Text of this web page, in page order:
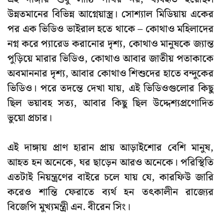
উন্নতমানের বিভিন্ন আগ্নেয়াস্ত্র। সোশ্যাল মিডিয়ায় একের
পর এক ভিডিও ভাইরাল হতে থাকে – কোথাও মহিলাদের
নগ্ন করে প্যারেড করানোর দৃশ্য, কোথাও মানুষকে জ্যান্ত
পুড়িয়ে মারার ভিডিও, কোথাও আবার জাতীয় পতাকাকে
অবমাননার দৃশ্য, আবার কোথাও শিশুদের হাতে বন্দুকের
ভিডিও। পরে তদন্তে দেখা যায়, এই ভিডিওগুলোর কিছু
ছিল ভয়াবহ সত্য, আবার কিছু ছিল উদ্দেশ্যপ্রণোদিত
ভুয়ো প্রচার।
এই দাঙ্গায় প্রাণ হারান প্রায় আড়াইশোর বেশি মানুষ,
আহত হন অনেকে, ঘর ছাড়েন আরও অনেকে। পরিস্থিতি
এতটাই নিয়ন্ত্রণের বাইরে চলে যায় যে, কারফিউ জারি
করেও শান্তি ফেরাতে ব্যর্থ হন তৎকালীন রাজ্যের
বিজেপি মুখ্যমন্ত্রী এন. বীরেন সিং।